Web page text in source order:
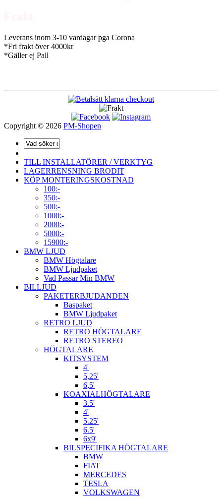
Leverans inom 3-10 vardagar pga Corona
*Fri frakt över 4000kr
*Gäller ej Pall
Copyright © 2026 PM-Shopen
TILL INSTALLATÖRER / VERKTYG
LAGERRENSNING BRODIT
KÖP MONTERINGSKOSTNAD
100:-
350:-
500:-
1000:-
2000:-
5000:-
15900:-
BMW LJUD
BMW Högtalare
BMW Ljudpaket
Vad Passar Min BMW
BILLJUD
PAKETERBJUDANDEN
Baspaket
BMW Ljudpaket
RETRO LJUD
RETRO HÖGTALARE
RETRO STEREO
HÖGTALARE
KITSYSTEM
4'
5,25'
6,5'
KOAXIALHÖGTALARE
3.5'
4'
5.25'
6.5'
6x9'
BILSPECIFIKA HÖGTALARE
BMW
FIAT
MERCEDES
TESLA
VOLKSWAGEN